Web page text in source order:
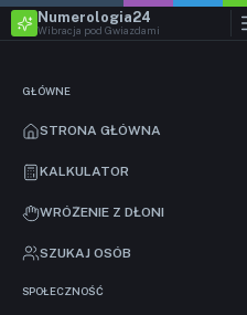
GŁÓWNE
STRONA GŁÓWNA
KALKULATOR
WRÓŻENIE Z DŁONI
SZUKAJ OSÓB
SPOŁECZNOŚĆ
Numerologia24
Wibracja pod Gwiazdami